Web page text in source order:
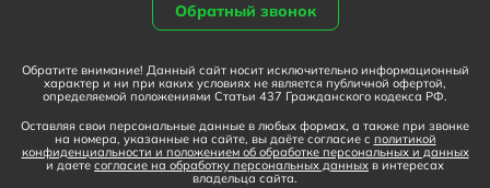
Обратный звонок
Обратите внимание! Данный сайт носит исключительно информационный
характер и ни при каких условиях не является публичной офертой,
определяемой положениями Статьи 437 Гражданского кодекса РФ.
Оставляя свои персональные данные в любых формах, а также при звонке
на номера, указанные на сайте, вы даёте согласие с политикой
конфиденциальности и положением об обработке персональных и данных
и даете согласие на обработку персональных данных в интересах
владельца сайта.